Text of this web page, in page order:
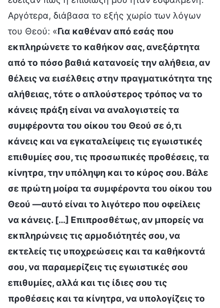
Αργότερα, διάβασα το εξής χωρίο των λόγων
του Θεού: «Για καθέναν από εσάς που
εκπληρώνετε το καθήκον σας, ανεξάρτητα
από το πόσο βαθιά κατανοείς την αλήθεια, αν
θέλεις να εισέλθεις στην πραγματικότητα της
αλήθειας, τότε ο απλούστερος τρόπος να το
κάνεις πράξη είναι να αναλογιστείς τα
συμφέροντα του οίκου του Θεού σε ό,τι
κάνεις και να εγκαταλείψεις τις εγωιστικές
επιθυμίες σου, τις προσωπικές προθέσεις, τα
κίνητρα, την υπόληψη και το κύρος σου. Βάλε
σε πρώτη μοίρα τα συμφέροντα του οίκου του
Θεού —αυτό είναι το λιγότερο που οφείλεις
να κάνεις. […] Επιπροσθέτως, αν μπορείς να
εκπληρώνεις τις αρμοδιότητές σου, να
εκτελείς τις υποχρεώσεις και τα καθήκοντά
σου, να παραμερίζεις τις εγωιστικές σου
επιθυμίες, αλλά και τις ίδιες σου τις
προθέσεις και τα κίνητρα, να υπολογίζεις το